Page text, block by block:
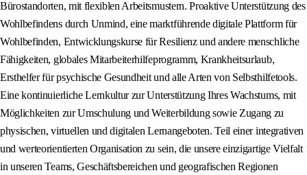
Bürostandorten, mit flexiblen Arbeitsmustern. Proaktive Unterstützung des
Wohlbefindens durch Unmind, eine marktführende digitale Plattform für
Wohlbefinden, Entwicklungskurse für Resilienz und andere menschliche
Fähigkeiten, globales Mitarbeiterhilfeprogramm, Krankheitsurlaub,
Ersthelfer für psychische Gesundheit und alle Arten von Selbsthilfetools.
Eine kontinuierliche Lernkultur zur Unterstützung Ihres Wachstums, mit
Möglichkeiten zur Umschulung und Weiterbildung sowie Zugang zu
physischen, virtuellen und digitalen Lernangeboten. Teil einer integrativen
und werteorientierten Organisation zu sein, die unsere einzigartige Vielfalt
in unseren Teams, Geschäftsbereichen und geografischen Regionen